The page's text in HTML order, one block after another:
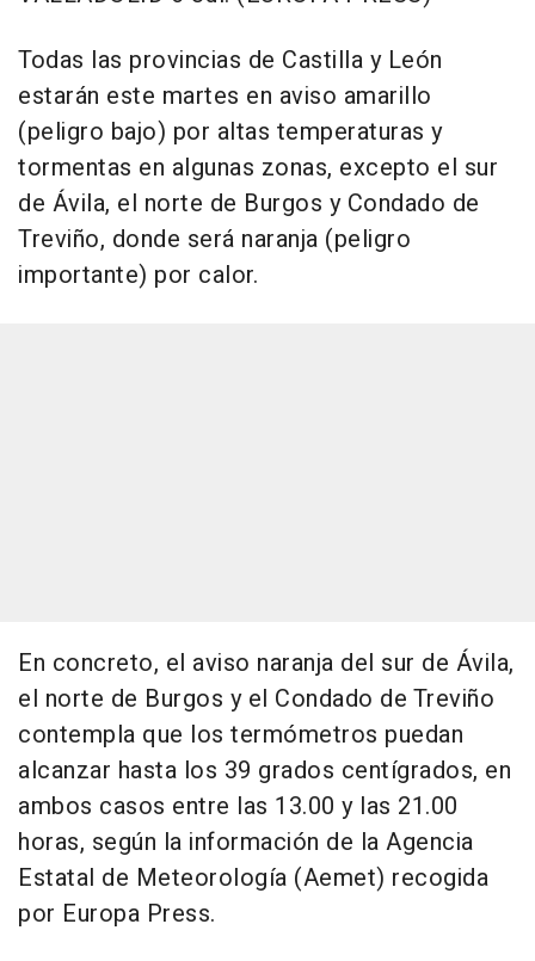
Todas las provincias de Castilla y León
estarán este martes en aviso amarillo
(peligro bajo) por altas temperaturas y
tormentas en algunas zonas, excepto el sur
de Ávila, el norte de Burgos y Condado de
Treviño, donde será naranja (peligro
importante) por calor.
En concreto, el aviso naranja del sur de Ávila,
el norte de Burgos y el Condado de Treviño
contempla que los termómetros puedan
alcanzar hasta los 39 grados centígrados, en
ambos casos entre las 13.00 y las 21.00
horas, según la información de la Agencia
Estatal de Meteorología (Aemet) recogida
por Europa Press.